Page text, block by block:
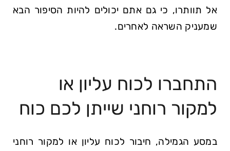
אל ​תוותרו, כי גם אתם יכולים להיות הסיפור הבא
שמעניק השראה לאחרים.
התחברו ⁣לכוח⁢ עליון או
למקור ‌רוחני שייתן⁣ לכם ‌כוח
במסע הגמילה, חיבור לכוח עליון או למקור רוחני